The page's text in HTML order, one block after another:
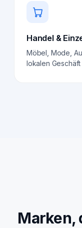
Handel &
Möbel, Mode,
lokalen
Marken,